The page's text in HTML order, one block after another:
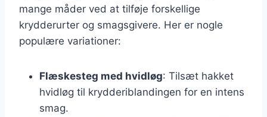
mange måder ved at tilføje forskellige
krydderurter og smagsgivere. Her er nogle
populære variationer:
Flæskesteg med hvidløg: Tilsæt hakket
hvidløg til krydderiblandingen for en intens
smag.